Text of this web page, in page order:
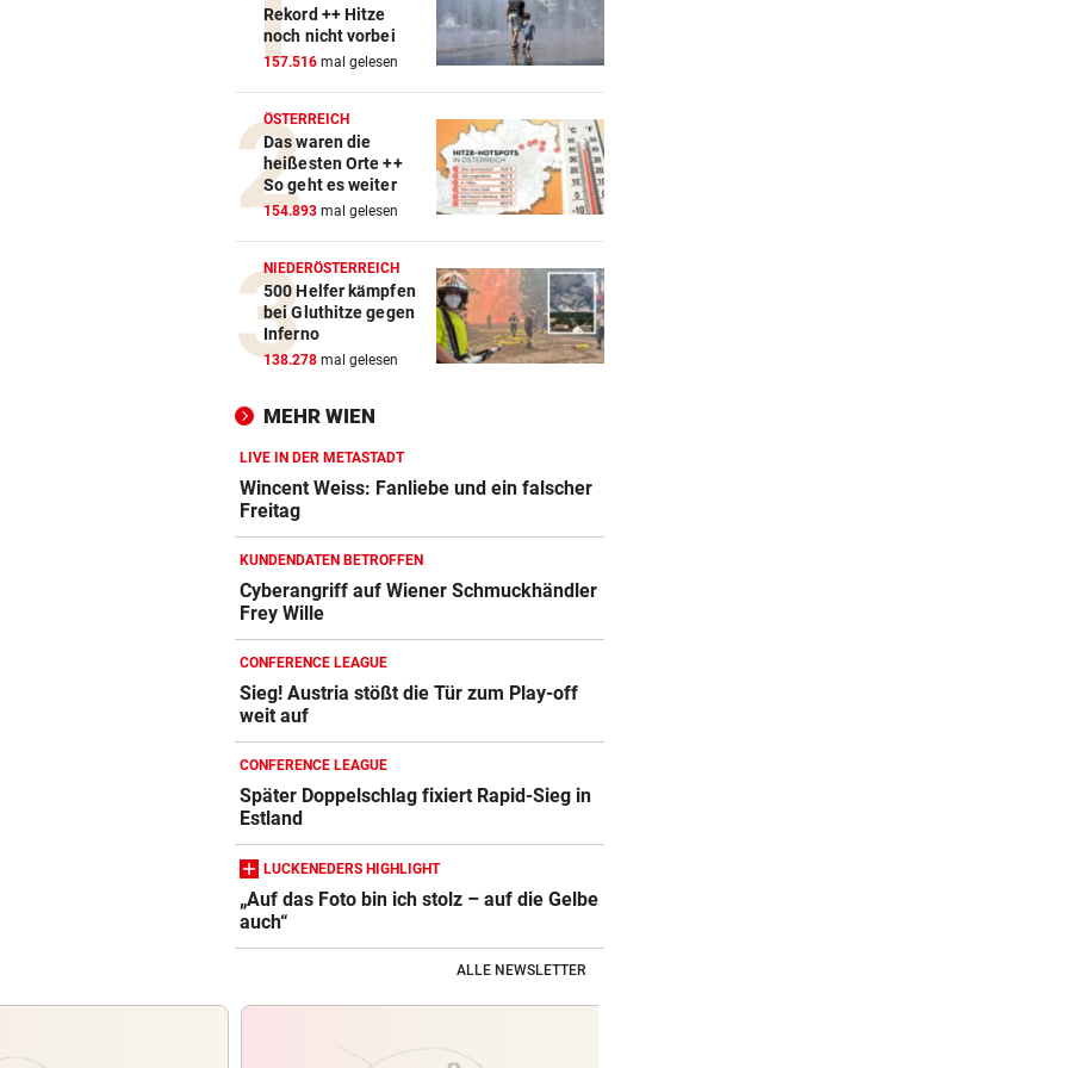
Rekord ++ Hitze
noch nicht vorbei
157.516 mal gelesen
ÖSTERREICH
Das waren die
heißesten Orte ++
So geht es weiter
154.893 mal gelesen
NIEDERÖSTERREICH
500 Helfer kämpfen
bei Gluthitze gegen
Inferno
138.278 mal gelesen
MEHR WIEN
LIVE IN DER METASTADT
Wincent Weiss: Fanliebe und ein falscher
Freitag
KUNDENDATEN BETROFFEN
Cyberangriff auf Wiener Schmuckhändler
Frey Wille
CONFERENCE LEAGUE
Sieg! Austria stößt die Tür zum Play-off
weit auf
CONFERENCE LEAGUE
Später Doppelschlag fixiert Rapid-Sieg in
Estland
LUCKENEDERS HIGHLIGHT
„Auf das Foto bin ich stolz – auf die Gelbe
auch“
ALLE NEWSLETTER